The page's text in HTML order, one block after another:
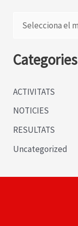
x
u
s
Categories
ACTIVITATS
NOTICIES
RESULTATS
Uncategorized